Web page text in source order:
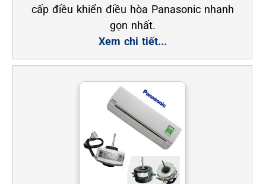
cấp điều khiển điều hòa Panasonic nhanh
gọn nhất.
Xem chi tiết...